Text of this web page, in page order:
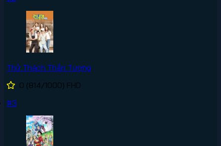
Thử Thách Thần Tượng
0 (814/1000) FHD
#3